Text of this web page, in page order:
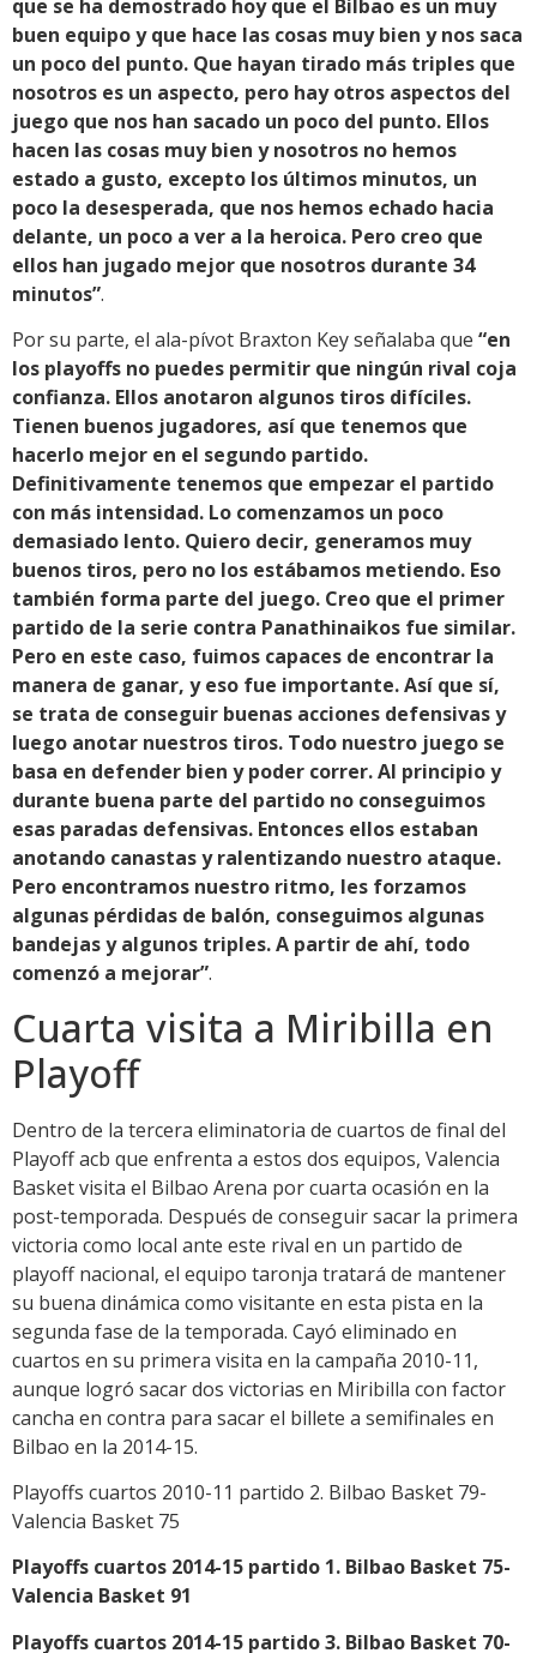
que se ha demostrado hoy que el Bilbao es un muy
buen equipo y que hace las cosas muy bien y nos saca
un poco del punto. Que hayan tirado más triples que
nosotros es un aspecto, pero hay otros aspectos del
juego que nos han sacado un poco del punto. Ellos
hacen las cosas muy bien y nosotros no hemos
estado a gusto, excepto los últimos minutos, un
poco la desesperada, que nos hemos echado hacia
delante, un poco a ver a la heroica. Pero creo que
ellos han jugado mejor que nosotros durante 34
minutos”.
Por su parte, el ala-pívot Braxton Key señalaba que “en
los playoffs no puedes permitir que ningún rival coja
confianza. Ellos anotaron algunos tiros difíciles.
Tienen buenos jugadores, así que tenemos que
hacerlo mejor en el segundo partido.
Definitivamente tenemos que empezar el partido
con más intensidad. Lo comenzamos un poco
demasiado lento. Quiero decir, generamos muy
buenos tiros, pero no los estábamos metiendo. Eso
también forma parte del juego. Creo que el primer
partido de la serie contra Panathinaikos fue similar.
Pero en este caso, fuimos capaces de encontrar la
manera de ganar, y eso fue importante. Así que sí,
se trata de conseguir buenas acciones defensivas y
luego anotar nuestros tiros. Todo nuestro juego se
basa en defender bien y poder correr. Al principio y
durante buena parte del partido no conseguimos
esas paradas defensivas. Entonces ellos estaban
anotando canastas y ralentizando nuestro ataque.
Pero encontramos nuestro ritmo, les forzamos
algunas pérdidas de balón, conseguimos algunas
bandejas y algunos triples. A partir de ahí, todo
comenzó a mejorar”.
Cuarta visita a Miribilla en
Playoff
Dentro de la tercera eliminatoria de cuartos de final del
Playoff acb que enfrenta a estos dos equipos, Valencia
Basket visita el Bilbao Arena por cuarta ocasión en la
post-temporada. Después de conseguir sacar la primera
victoria como local ante este rival en un partido de
playoff nacional, el equipo taronja tratará de mantener
su buena dinámica como visitante en esta pista en la
segunda fase de la temporada. Cayó eliminado en
cuartos en su primera visita en la campaña 2010-11,
aunque logró sacar dos victorias en Miribilla con factor
cancha en contra para sacar el billete a semifinales en
Bilbao en la 2014-15.
Playoffs cuartos 2010-11 partido 2. Bilbao Basket 79-
Valencia Basket 75
Playoffs cuartos 2014-15 partido 1. Bilbao Basket 75-
Valencia Basket 91
Playoffs cuartos 2014-15 partido 3. Bilbao Basket 70-